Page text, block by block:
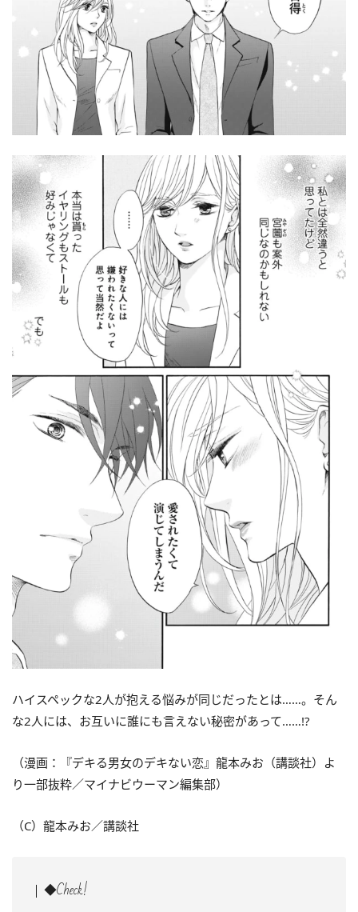
ハイスペックな2人が抱える悩みが同じだったとは……。そん
な2人には、お互いに誰にも言えない秘密があって……!?
（漫画：『デキる男女のデキない恋』龍本みお（講談社）よ
り一部抜粋／マイナビウーマン編集部）
（C）龍本みお／講談社
◆Check!